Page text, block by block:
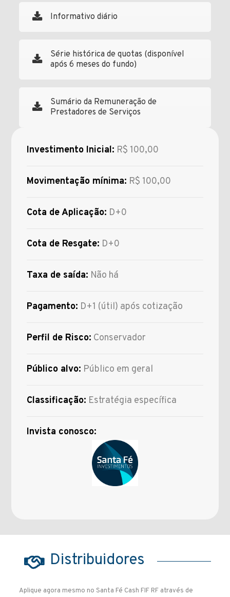
Informativo diário
Série histórica de quotas (disponível
após 6 meses do fundo)
Sumário da Remuneração de
Prestadores de Serviços
Investimento Inicial: R$ 100,00
Movimentação mínima: R$ 100,00
Cota de Aplicação: D+0
Cota de Resgate: D+0
Taxa de saída: Não há
Pagamento: D+1 (útil) após cotização
Perfil de Risco: Conservador
Público alvo: Público em geral
Classificação: Estratégia específica
Invista conosco:
Distribuidores
Aplique agora mesmo no Santa Fé Cash FIF RF através de